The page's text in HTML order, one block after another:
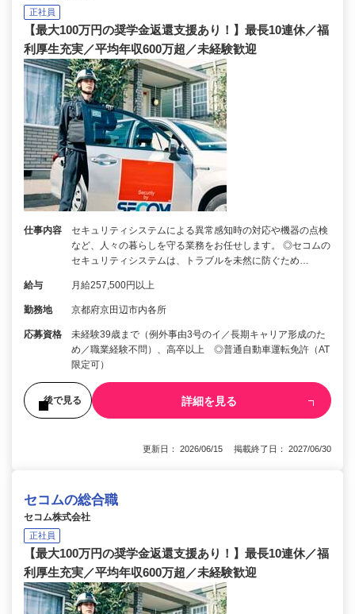
正社員
【最大100万円の奨学金返還支援あり！】最長10連休／福
利厚生充実／平均年収600万超／未経験歓迎
仕事内容
セキュリティシステムによる異常感知時の対応や機器の点検
など、人々の暮らしを守る業務をお任せします。 ◎セコムの
セキュリティシステムは、トラブルを未然に防ぐため…
給与 月給257,500円以上
勤務地 京都府京田辺市内各所
応募資格
未経験39歳まで（例外事由3号のイ／長期キャリア形成のた
め／職業経験不問）、高卒以上 ◎普通自動車運転免許（AT
限定可）
後で見る 詳細を見る
更新日： 2026/06/15 掲載終了日： 2027/06/30
セコムの総合職
セコム株式会社
正社員
【最大100万円の奨学金返還支援あり！】最長10連休／福
利厚生充実／平均年収600万超／未経験歓迎